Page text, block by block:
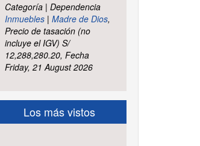
Categoría | Dependencia
Inmuebles| Madre de Dios,
Precio de tasación (no
incluye el IGV) S/
12,288,280.20, Fecha
Friday, 21 August 2026
Los más vistos